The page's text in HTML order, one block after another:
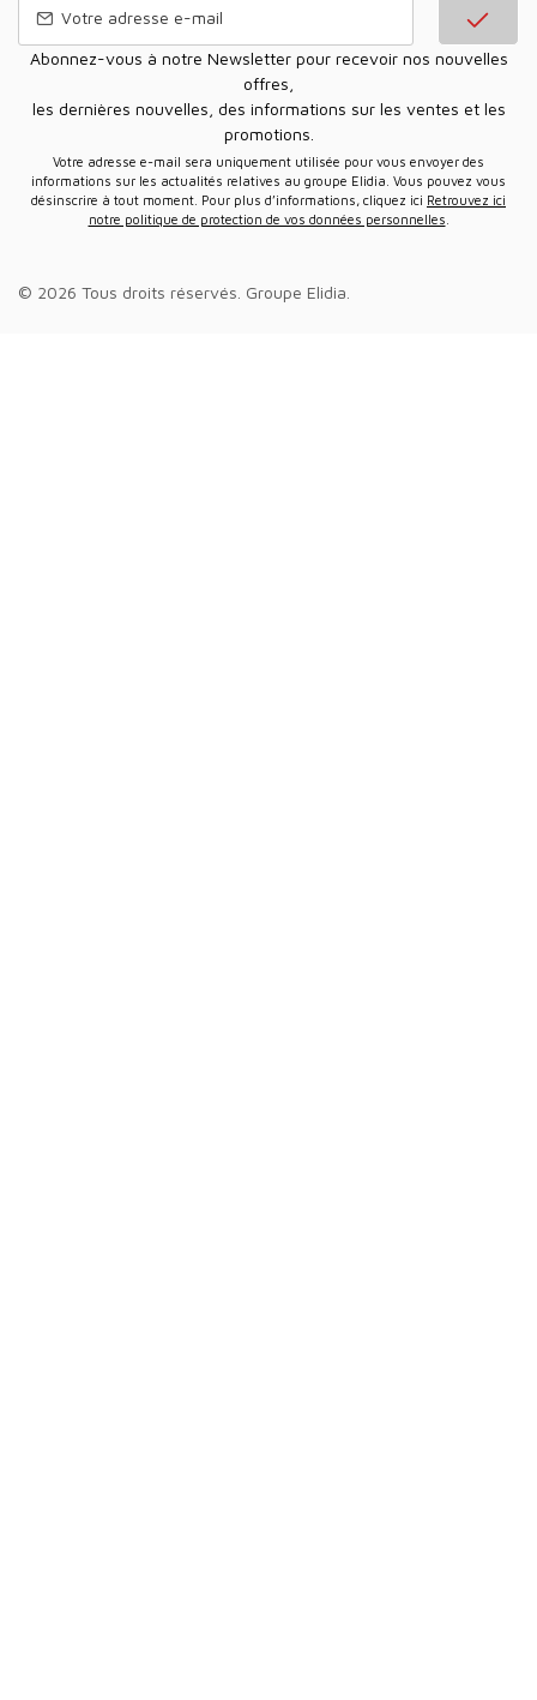
Abonnez-vous à notre Newsletter pour recevoir nos nouvelles
offres,
les dernières nouvelles, des informations sur les ventes et les
promotions.
Votre adresse e-mail sera uniquement utilisée pour vous envoyer des
informations sur les actualités relatives au groupe Elidia. Vous pouvez vous
désinscrire à tout moment. Pour plus d’informations, cliquez ici Retrouvez ici
notre politique de protection de vos données personnelles
© 2026 Tous droits réservés. Groupe Elidia